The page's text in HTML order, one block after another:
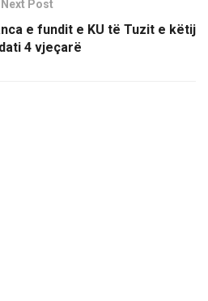
Next Post
e fundit e KU të Tuzit e këtij
4 vjeçarë